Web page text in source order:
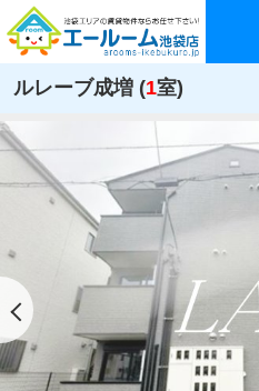
ルレーブ成増 (1室)